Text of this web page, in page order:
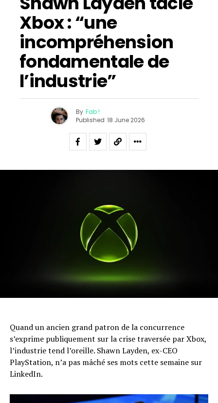
Xbox : “une
incompréhension
fondamentale de
l’industrie”
By Fab !
Published 18 June 2026
Quand un ancien grand patron de la concurrence
s’exprime publiquement sur la crise traversée par Xbox,
l’industrie tend l’oreille. Shawn Layden, ex-CEO
PlayStation, n’a pas mâché ses mots cette semaine sur
LinkedIn.